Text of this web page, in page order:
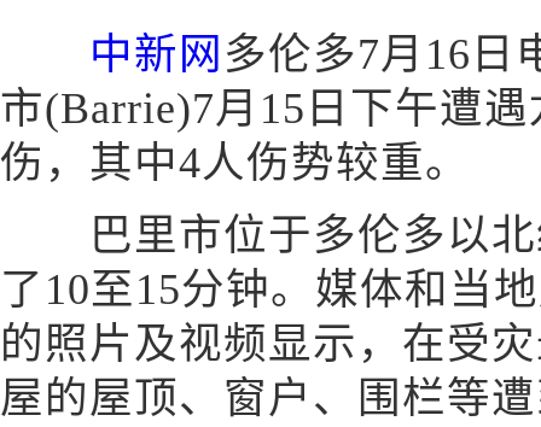
中新网 多伦多7月16日
市(Barrie)7月15日下午遭
伤，其中4人伤势较重。
巴里市位于多伦多以北
了10至15分钟。媒体和当
的照片及视频显示，在受
屋的屋顶、窗户、围栏等